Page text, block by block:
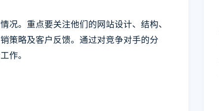
况。重点要关注他们的网站设计、结构、
策略及客户反馈。通过对竞争对手的分
作。